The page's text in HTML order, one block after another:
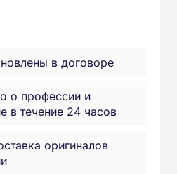
в договоре
о профессии и
в течение 24 часов
оригиналов